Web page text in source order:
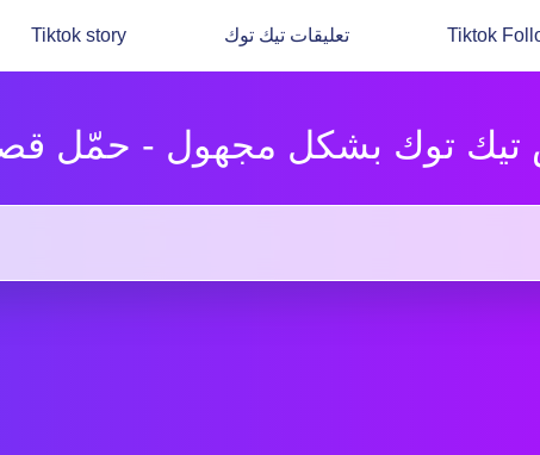
Tiktok story تعليقات تيك توك Tiktok
توك بشكل مجهول - حمّل